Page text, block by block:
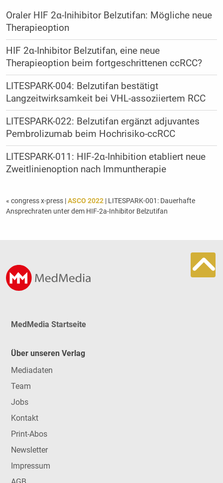
Oraler HIF 2α-Inihibitor Belzutifan: Mögliche neue
Therapieoption
HIF 2α-Inhibitor Belzutifan, eine neue
Therapieoption beim fortgeschrittenen ccRCC?
LITESPARK-004: Belzutifan bestätigt
Langzeitwirksamkeit bei VHL-assoziiertem RCC
LITESPARK-022: Belzutifan ergänzt adjuvantes
Pembrolizumab beim Hochrisiko-ccRCC
LITESPARK-011: HIF-2α-Inhibition etabliert neue
Zweitlinienoption nach Immuntherapie
« congress x-press |ASCO 2022| LITESPARK-001: Dauerhafte
Ansprechraten unter dem HIF-2a-Inhibitor Belzutifan
MedMedia Startseite
Über unseren Verlag
Mediadaten
Team
Jobs
Kontakt
Print-Abos
Newsletter
Impressum